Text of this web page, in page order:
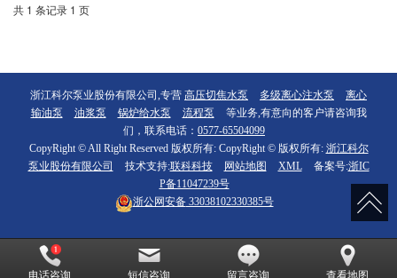
共 1 条记录 1 页
浙江科尔泵业股份有限公司,专营 高压切焦水泵 多级离心注水泵
离心
输油泵
油浆泵 锅炉给水泵 流程泵
等业务,有意向的客户请咨询我
们，联系电话： 0577-65504099
CopyRight © All Right Reserved 版权所有: CopyRight © 版权所有: 浙江科尔
泵业股份有限公司
技术支持:联科科技 网站地图 XML 备案号:浙IC
P备11047239号
浙公网安备33038102330385号
电话咨询 短信咨询 留言咨询 查看地图